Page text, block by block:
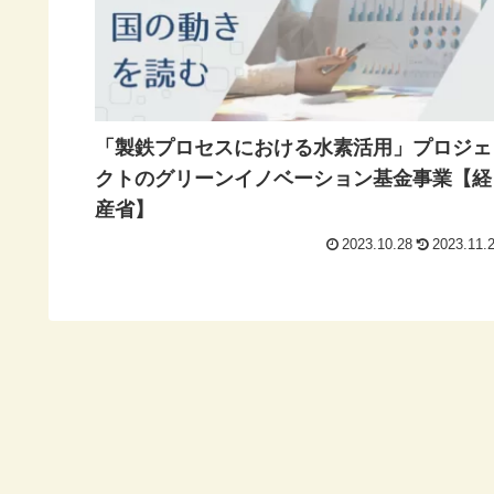
「製鉄プロセスにおける水素活用」プロジェ
クトのグリーンイノベーション基金事業【経
産省】
2023.10.28